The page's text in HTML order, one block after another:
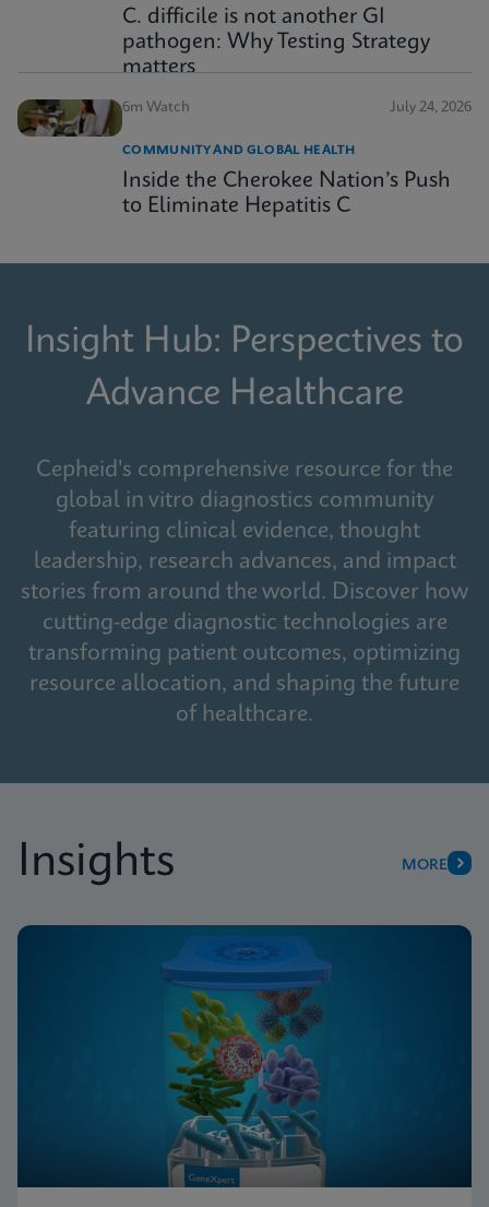
C. difficile is not another GI
pathogen: Why Testing Strategy
matters
6m Watch July 24, 2026
COMMUNITY AND GLOBAL HEALTH
Inside the Cherokee Nation’s Push
to Eliminate Hepatitis C
Insight Hub: Perspectives to
Advance Healthcare
Cepheid's comprehensive resource for the
global in vitro diagnostics community
featuring clinical evidence, thought
leadership, research advances, and impact
stories from around the world. Discover how
cutting-edge diagnostic technologies are
transforming patient outcomes, optimizing
resource allocation, and shaping the future
of healthcare.
Insights MORE